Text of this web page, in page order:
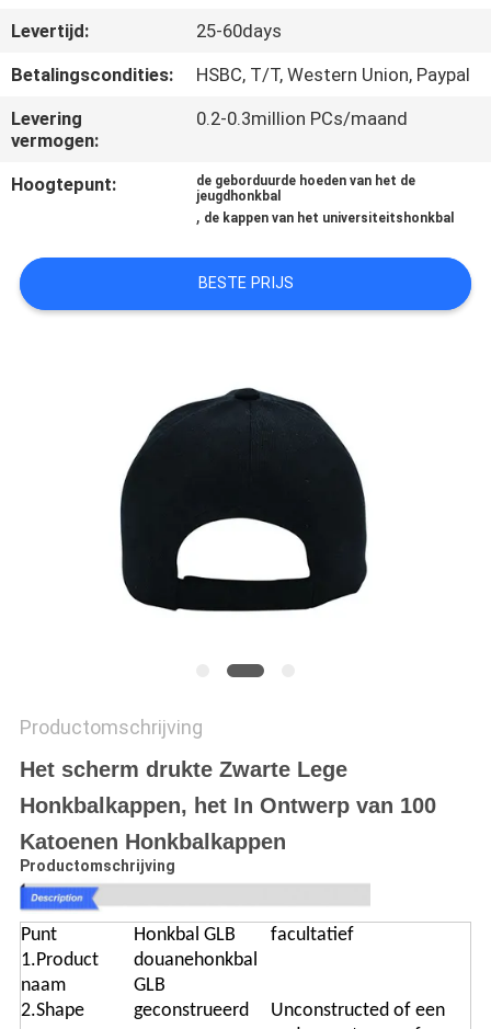
NIEUWS
GEVALLEN
SITEMAP
PRIVACY
POLICY
Levertijd:
25-60days
Betalingscondities:
HSBC, T/T, Western Union, Paypal
Levering
vermogen:
0.2-0.3million PCs/maand
Hoogtepunt:
de geborduurde hoeden van het de
jeugdhonkbal
, de kappen van het universiteitshonkbal
BESTE PRIJS
Productomschrijving
Het scherm drukte Zwarte Lege
Honkbalkappen, het In Ontwerp van 100
Katoenen Honkbalkappen
Productomschrijving
Punt Honkbal GLB
facultatief
1.Product
naam
douanehonkbal
GLB
2.Shape
geconstrueerd
Unconstructed of een